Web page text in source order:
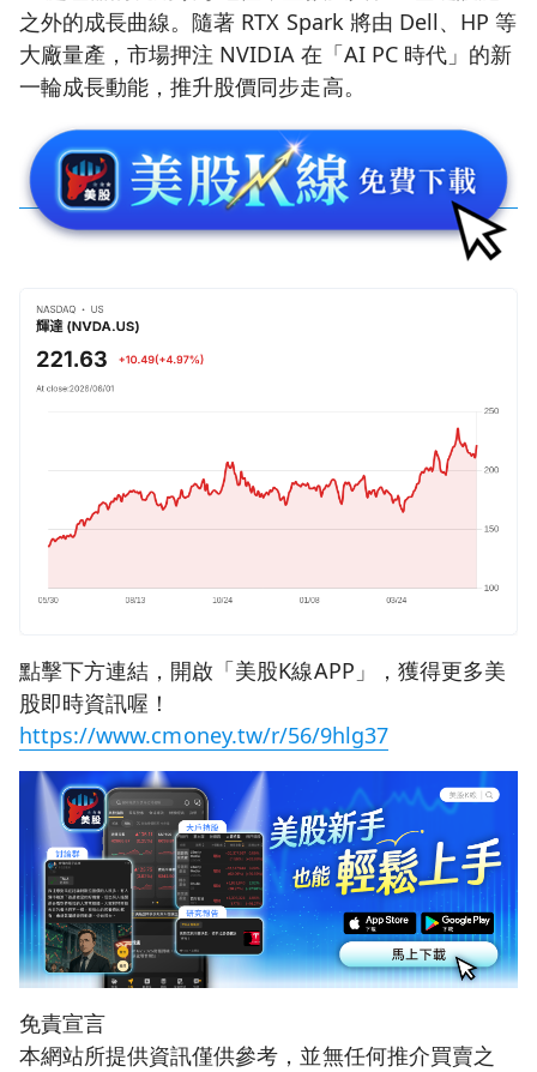
之外的成長曲線。隨著 RTX Spark 將由 Dell、HP 等
大廠量產，市場押注 NVIDIA 在「AI PC 時代」的新
一輪成長動能，推升股價同步走高。
點擊下方連結，開啟「美股K線APP」，獲得更多美
股即時資訊喔！
https://www.cmoney.tw/r/56/9hlg37
免責宣言
本網站所提供資訊僅供參考，並無任何推介買賣之